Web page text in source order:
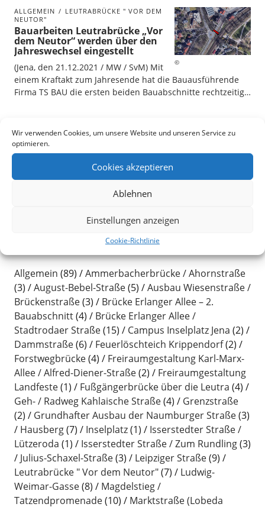
Wir verwenden Cookies, um unsere Website und unseren Service zu
optimieren.
Cookies akzeptieren
Ablehnen
Einstellungen anzeigen
Cookie-Richtlinie
ALLGEMEIN
LEUTRABRÜCKE " VOR DEM
NEUTOR"
Bauarbeiten Leutrabrücke „Vor
dem Neutor“ werden über den
Jahreswechsel eingestellt
(Jena, den 21.12.2021 / MW / SvM) Mit
einem Kraftakt zum Jahresende hat die Bauausführende
Firma TS BAU die ersten beiden Bauabschnitte rechtzeitig…
NEWER 1 … 6 7 8 9 OLDER
Search
Allgemein (89)
Ammerbacherbrücke / Ahornstraße
(3)
August-Bebel-Straße(5)
Ausbau Wiesenstraße /
Brückenstraße(3)
Brücke Erlanger Allee – 2.
Bauabschnitt(4)
Brücke Erlanger Allee /
Stadtrodaer Straße(15) Campus Inselplatz Jena (2)
Dammstraße(6) Feuerlöschteich Krippendorf(2)
Forstwegbrücke(4)
Freiraumgestaltung Karl-Marx-
Allee / Alfred-Diener-Straße(2)
Freiraumgestaltung
Landfeste(1) Fußgängerbrücke über die Leutra (4)
Geh- / Radweg Kahlaische Straße(4)
Grenzstraße
(2)
Grundhafter Ausbau der Naumburger Straße(3)
Hausberg(7) Inselplatz(1)
Isserstedter Straße /
Lützeroda (1) Isserstedter Straße / Zum Rundling(3)
Julius-Schaxel-Straße(3) Leipziger Straße(9)
Leutrabrücke " Vor dem Neutor"(7)
Ludwig-
Weimar-Gasse(8)
Magdelstieg /
Tatzendpromenade(10)
Marktstraße (Lobeda